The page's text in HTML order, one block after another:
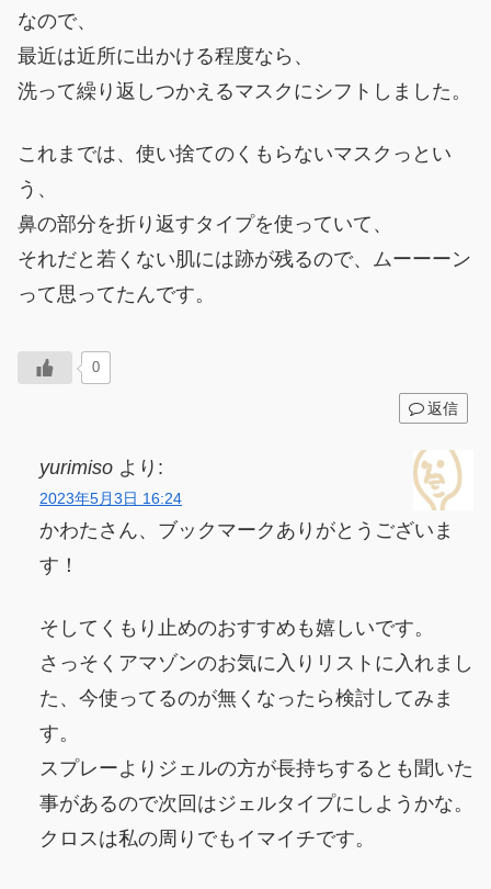
なので、
最近は近所に出かける程度なら、
洗って繰り返しつかえるマスクにシフトしました。
これまでは、使い捨てのくもらないマスクっとい
う、
鼻の部分を折り返すタイプを使っていて、
それだと若くない肌には跡が残るので、ムーーーン
って思ってたんです。
0
返信
yurimiso より:
2023年5月3日 16:24
かわたさん、ブックマークありがとうございま
す！
そしてくもり止めのおすすめも嬉しいです。
さっそくアマゾンのお気に入りリストに入れまし
た、今使ってるのが無くなったら検討してみま
す。
スプレーよりジェルの方が長持ちするとも聞いた
事があるので次回はジェルタイプにしようかな。
クロスは私の周りでもイマイチです。